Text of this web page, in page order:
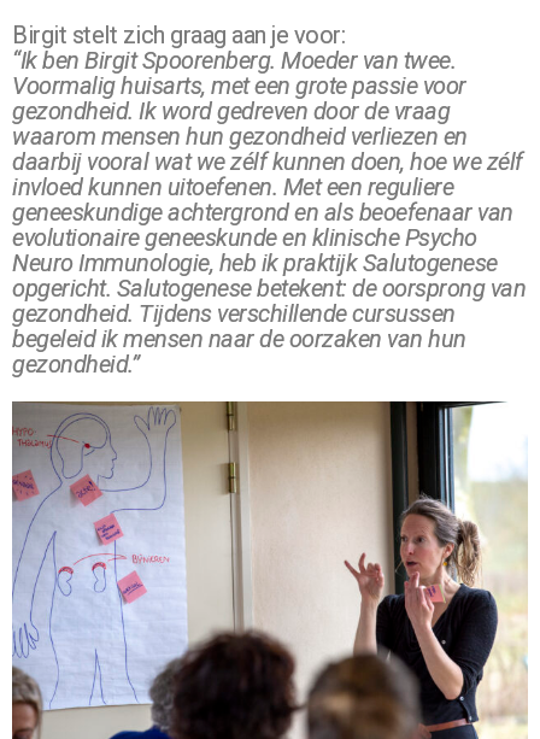
Birgit stelt zich graag aan je voor:
“Ik ben Birgit Spoorenberg. Moeder van twee.
Voormalig huisarts, met een grote passie voor
gezondheid. Ik word gedreven door de vraag
waarom mensen hun gezondheid verliezen en
daarbij vooral wat we zélf kunnen doen, hoe we zélf
invloed kunnen uitoefenen. Met een reguliere
geneeskundige achtergrond en als beoefenaar van
evolutionaire geneeskunde en klinische Psycho
Neuro Immunologie, heb ik praktijk Salutogenese
opgericht. Salutogenese betekent: de oorsprong van
gezondheid. Tijdens verschillende cursussen
begeleid ik mensen naar de oorzaken van hun
gezondheid.”